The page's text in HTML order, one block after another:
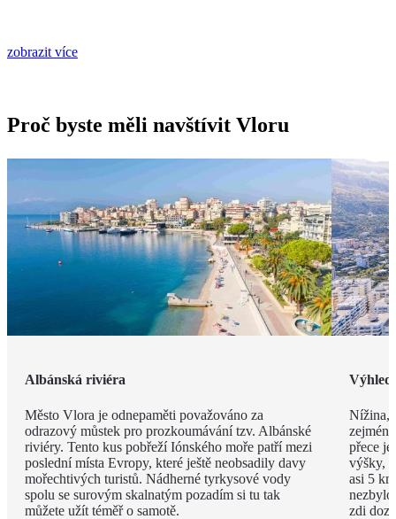
zobrazit více
Proč byste měli navštívit Vloru
Albánská riviéra
Město Vlora je odnepaměti považováno za
odrazový můstek pro prozkoumávání tzv. Albánské
riviéry. Tento kus pobřeží Iónského moře patří mezi
poslední místa Evropy, které ještě neobsadily davy
mořechtivých turistů. Nádherné tyrkysové vody
spolu se surovým skalnatým pozadím si tu tak
můžete užít téměř o samotě.
Výhled
Nížina,
přece
výšky,
asi 5
zdi